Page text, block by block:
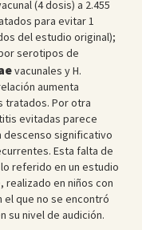
(4 dosis) a 2.455
para evitar 1
del estudio original);
serotipos de
vacunales y H.
aumenta
tratados. Por otra
evitadas parece
descenso significativo
Esta falta de
referido en un estudio
realizado en niños con
el que no se encontró
su nivel de audición.